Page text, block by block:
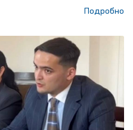
выездную встречу
деятельность в
Подробно